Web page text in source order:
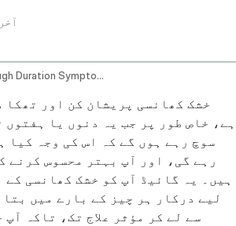
Dry Cough Duration Symptoms And Treatments
خشک کھانسی پریشان کن اور تھکا
ہے، خاص طور پر جب یہ دنوں یا
سوچ رہے ہوں گے کہ اس کی وجہ کیا
رہے گی، اور آپ بہتر محسوس کرنے
ہیں۔ یہ گائیڈ آپ کو خشک کھانسی کے
لیے درکار ہر چیز کے بارے میں
سے لے کر مؤثر علاج تک، تاکہ آپ